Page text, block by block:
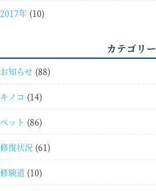
2017年 (10)
カテゴリー
お知らせ (88)
キノコ (14)
ペット (86)
修復状況 (61)
修験道 (10)